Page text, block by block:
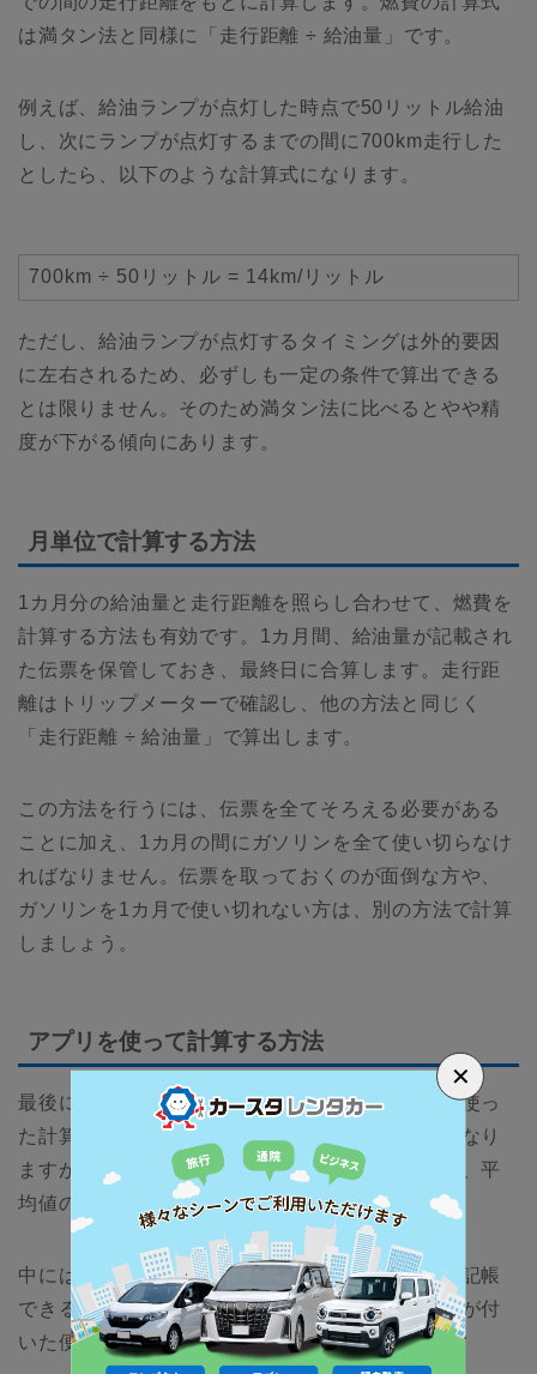
は満タン法と同様に「走行距離 ÷ 給油量」です。
例えば、給油ランプが点灯した時点で50リットル給油
し、次にランプが点灯するまでの間に700km走行した
としたら、以下のような計算式になります。
700km ÷ 50リットル = 14km/リットル
ただし、給油ランプが点灯するタイミングは外的要因
に左右されるため、必ずしも一定の条件で算出できる
とは限りません。そのため満タン法に比べるとやや精
度が下がる傾向にあります。
月単位で計算する方法
1カ月分の給油量と走行距離を照らし合わせて、燃費を
計算する方法も有効です。1カ月間、給油量が記載され
た伝票を保管しておき、最終日に合算します。走行距
離はトリップメーターで確認し、他の方法と同じく
「走行距離 ÷ 給油量」で算出します。
この方法を行うには、伝票を全てそろえる必要がある
ことに加え、1カ月の間にガソリンを全て使い切らなけ
ればなりません。伝票を取っておくのが面倒な方や、
ガソリンを1カ月で使い切れない方は、別の方法で計算
しましょう。
アプリを使って計算する方法
最後に紹介するのは、スマートフォンのアプリを使っ
た計算方法です。アプリによって使える機能は異なり
ますが、基本的には給油情報の記録や燃費の計算、平
均値の算出、管理などが簡単にできます。
中には、給油した際のレシートを撮影するだけで記帳
できる機能や、走行距離を自動で記録できる機能が付
いた便利なアプリもあります。
✕